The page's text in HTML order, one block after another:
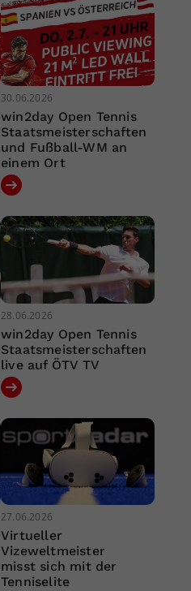
30.06.2026
win2day Open Tennis
Staatsmeisterschaften
und Fußball-WM an
einem Ort
28.06.2026
win2day Open Tennis
Staatsmeisterschaften
live auf ÖTV TV
27.06.2026
Virtueller
Vizeweltmeister
misst sich mit der
Tenniselite